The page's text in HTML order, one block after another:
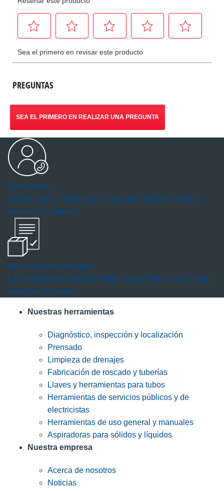
PREGUNTAS
SEA EL PRIMERO EN REALIZAR UNA PREGUNTA
Contáctenos
¿Tiene algún comentario o pregunta? ¡Nos encantaría
conocer su opinión!
Inscripción del producto
Las herramientas RIDGID están respaldadas por la mejor
cobertura del ramo.
Nuestras herramientas
Diagnóstico, inspección y localización
Prensado
Limpieza de drenajes
Fabricación de roscado y tuberías
Llaves y herramientas para tubos
Herramientas de servicios públicos y de
electricistas
Herramientas de uso general y manuales
Aspiradoras para sólidos y líquidos
Nuestra empresa
Acerca de nosotros
Noticias